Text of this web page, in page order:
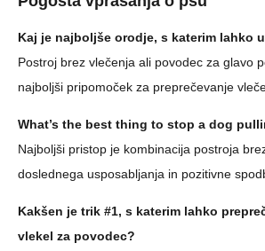
Kaj je najboljše orodje, s katerim lahko
Postroj brez vlečenja ali povodec za glavo
najboljši pripomoček za preprečevanje
What’s the best thing to stop a dog
Najboljši pristop je kombinacija postroja
doslednega usposabljanja in pozitivne
Kakšen je trik #1, s katerim lahko
vlekel za povodec?